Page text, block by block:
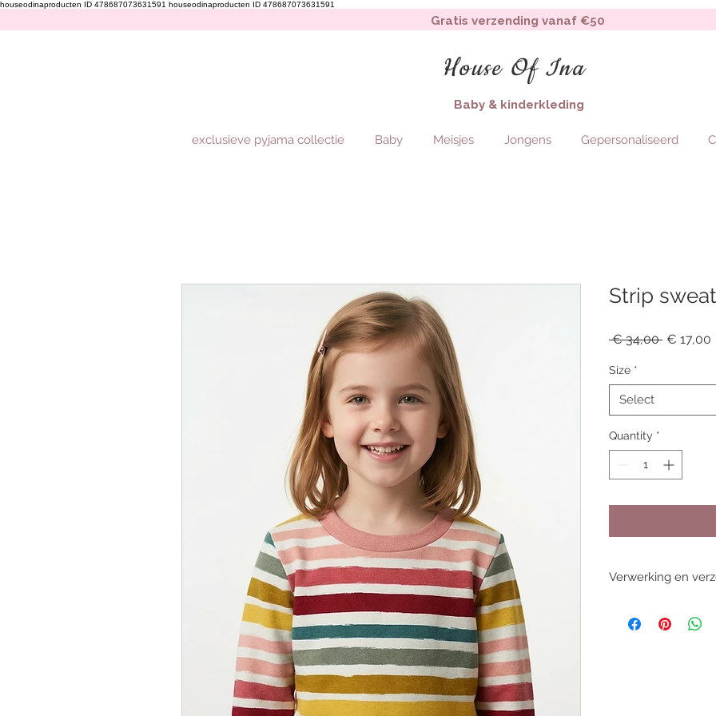
houseodinaproducten ID 478687073631591 houseodinaproducten ID 478687073631591
Gratis verzending vanaf €50
House Of Ina
Baby & kinderkleding
exclusieve pyjama collectie Baby Meisjes Jongens Gepersonaliseerd
Strip
€ 34,00 Regular
€ 17,00
Size *
Select
Quantity *
Verwerking en
werkdagen, deze